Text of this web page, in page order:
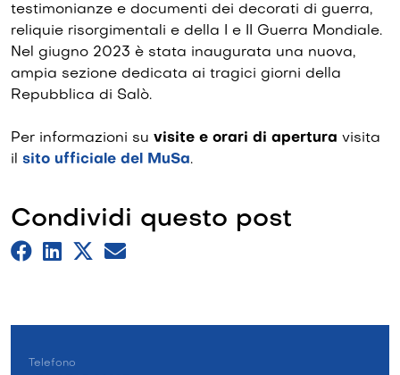
testimonianze e documenti dei decorati di guerra,
reliquie risorgimentali e della I e II Guerra Mondiale.
Nel giugno 2023 è stata inaugurata una nuova,
ampia sezione dedicata ai tragici giorni della
Repubblica di Salò.
Per informazioni su visite e orari di apertura visita
il sito ufficiale del MuSa.
Condividi questo post
Telefono